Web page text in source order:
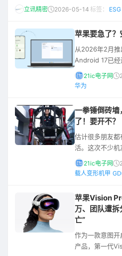
性。立讯精密以稳健的ESG实践展现
榜单，展现了在可持续发展领域的标
效数据中心、先进散热系统等产品技
安全管理投入3亿元，百万工时可
立讯精密 2026-05-14 标签： ESG
苹果要急了？
从2026年2月推
Android 17已经
正式版Android
大概率在八月
Android 17的
日的The
Google） 现在
21ic电子网
华为
一拳锤倒砖
了！要开不？
估计很多朋友
活。这次不少机
现了。 宇树科
载人变形机甲
能操控于一体
出去，绝对是
驾照要考 C 几。 宇树官方视频截图 据介绍，
GD01整机重量
21ic电子网
载人变形机甲
苹果Vision
万、团队遭拆
亡”
作为一款意图开
产品，第一代